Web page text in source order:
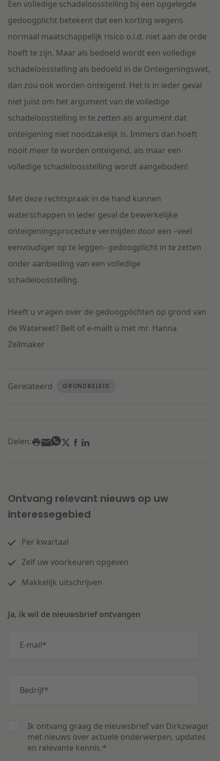
Een volledige schadeloosstelling bij een opgelegde
gedoogplicht betekent dat een korting wegens
normaal maatschappelijk risico o.i.d. niet aan de orde
hoeft te zijn. Maar als bedoeld wordt een volledige
schadeloosstelling als bedoeld in de Onteigeningswet,
dan zou ook worden onteigend. Het is in ieder geval
niet juist om het argument van de volledige
schadeloosstelling in te zetten als argument dat
onteigening niet noodzakelijk is. Immers dan hoeft
nooit meer te worden onteigend, als maar een
volledige schadeloosstelling wordt aangeboden!
Met deze rechtspraak in de hand kunnen
waterschappen in ieder geval de bewerkelijke
onteigeningsprocedure vermijden door een –veel
eenvoudiger op te leggen- gedoogplicht in te zetten
onder aanbieding van een volledige
schadeloosstelling.
Heeft u vragen over de gedoogplichten op grond van
de Waterwet? Belt of e-mailt u met mr. Hanna
Zeilmaker
Gerelateerd GRONDBELEID
Delen:
Ontvang relevant nieuws op uw
interessegebied
Per kwartaal
Zelf uw voorkeuren opgeven
Makkelijk uitschrijven
Ja, ik wil de nieuwsbrief ontvangen
E-mail*
Bedrijf*
Ik ontvang graag de nieuwsbrief van Dirkzwager
met nieuws over actuele onderwerpen, updates
en relevante kennis.*